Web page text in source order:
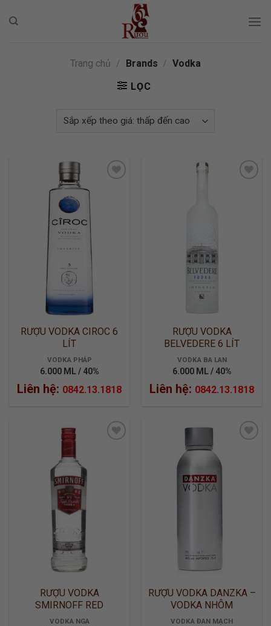
Trang chủ / Brands / Vodka
LỌC
WISHLIST
RƯỢU VODKA CIROC 6
LÍT
VODKA PHÁP
6.000 ML / 40%
Liên hệ: 0842.13.1818
RƯỢU VODKA
BELVEDERE 6 LÍT
VODKA BA LAN
6.000 ML / 40%
Liên hệ: 0842.13.1818
ADD TO
WISHLIST
RƯỢU VODKA
SMIRNOFF RED
VODKA NGA
WISHLIST
RƯỢU VODKA DANZKA –
VODKA NHÔM
VODKA ĐAN MẠCH